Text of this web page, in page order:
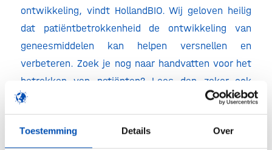
Toestemming Details Over
ontwikkeling, vindt HollandBIO. Wij geloven heilig
dat patiëntbetrokkenheid de ontwikkeling van
geneesmiddelen kan helpen versnellen en
verbeteren. Zoek je nog naar handvatten voor het
betrekken van patiënten? Lees dan zeker ook
onze
/